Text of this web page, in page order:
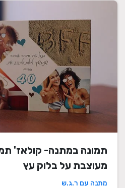
תמונה במתנה- קולאז'
מעוצבת על בלוק עץ
מתנה עם ר.ג.ש